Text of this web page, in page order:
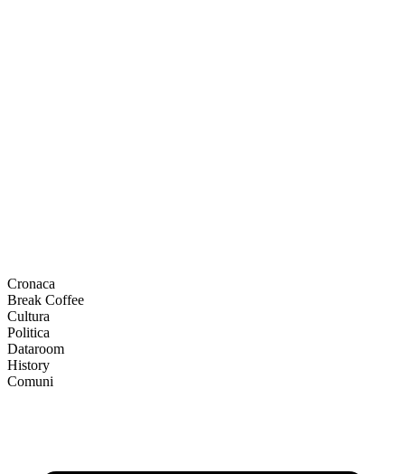
Cronaca
Break Coffee
Cultura
Politica
Dataroom
History
Comuni